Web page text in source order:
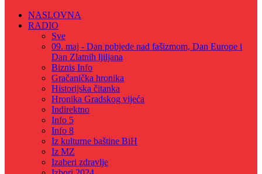
NASLOVNA
RADIO
Sve
09. maj - Dan pobjede nad fašizmom, Dan Europe i
Dan Zlatnih ljiljana
Biznis Info
Gračanička hronika
Historijska čitanka
Hronika Gradskog vijeća
Indirektno
Info 5
Info 8
Iz kulturne baštine BiH
Iz MZ
Izaberi zdravlje